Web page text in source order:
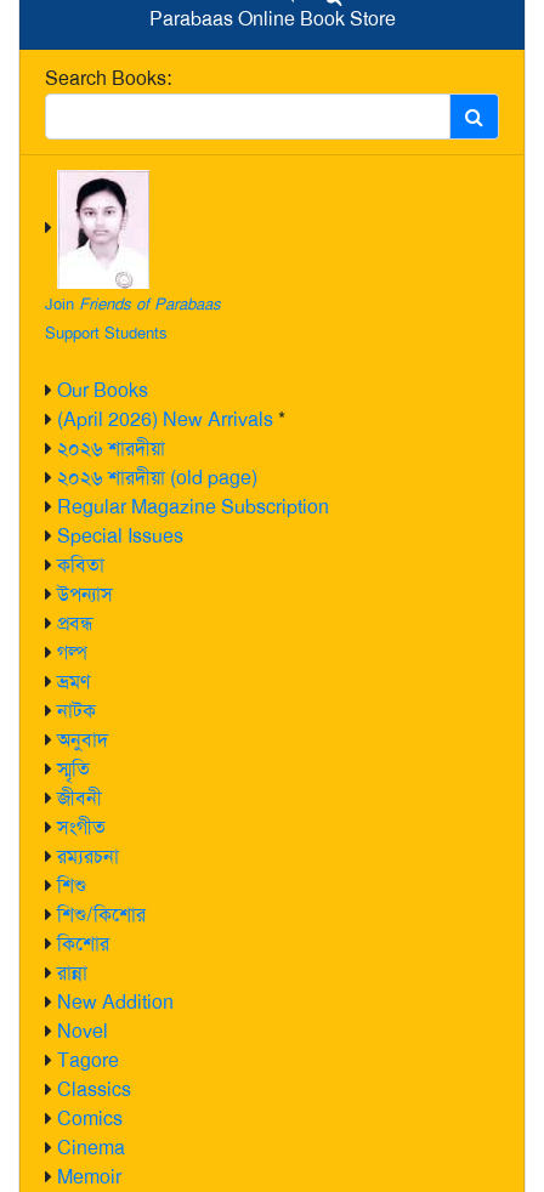
Parabaas Online Book Store
Search Books:
Join Friends of Parabaas
Support Students
Our Books
(April 2026) New Arrivals*
২০২৬ শারদীয়া
২০২৬ শারদীয়া (old page)
Regular Magazine Subscription
Special Issues
কবিতা
উপন্যাস
প্রবন্ধ
গল্প
ভ্রমণ
নাটক
অনুবাদ
স্মৃতি
জীবনী
সংগীত
রম্যরচনা
শিশু
শিশু/কিশোর
কিশোর
রান্না
New Addition
Novel
Tagore
Classics
Comics
Cinema
Memoir